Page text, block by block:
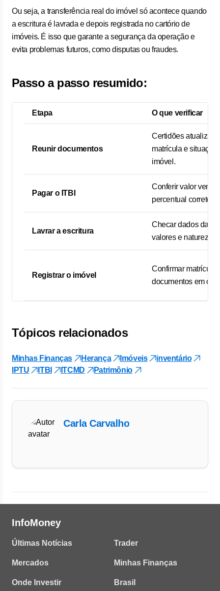
Ou seja, a transferência real do imóvel só acontece quando
a escritura é lavrada e depois registrada no cartório de
imóveis. É isso que garante a segurança da operação e
evita problemas futuros, como disputas ou fraudes.
Passo a passo resumido:
Etapa O que verificar
Reunir documentos
Certidões
matrícula e situação
imóvel.
Pagar o ITBI
Conferir valor venal
percentual correto
Lavrar a escritura
Checar dados das
valores e natureza
Registrar o imóvel
Confirmar matrícula
documentos em
Tópicos relacionados
Minhas Finanças Herança Imóveis
inventário
IPTU
ITBI ITCMD Patrimônio
Carla Carvalho
InfoMoney
Últimas Notícias
Mercados
Onde Investir
Trader
Minhas Finanças
Brasil